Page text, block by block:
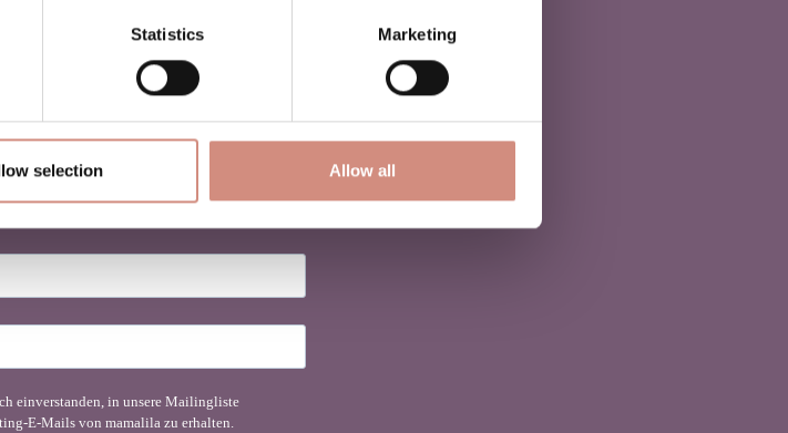
Statistics Marketing
selection Allow all
einverstanden, in unsere Mailingliste
E-Mails von mamalila zu erhalten.